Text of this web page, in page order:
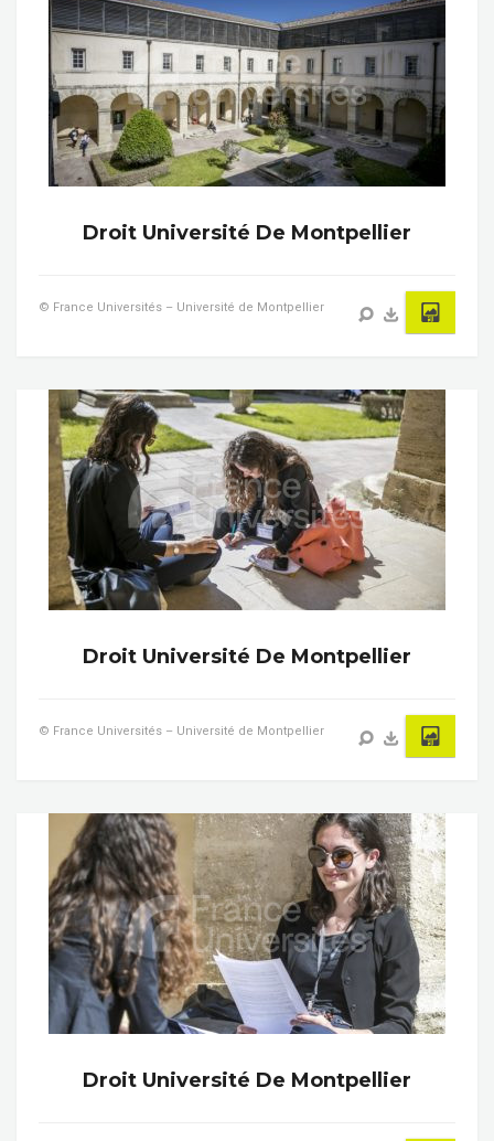
Droit Université De Montpellier
© France Universités – Université de Montpellier
Droit Université De Montpellier
© France Universités – Université de Montpellier
Droit Université De Montpellier